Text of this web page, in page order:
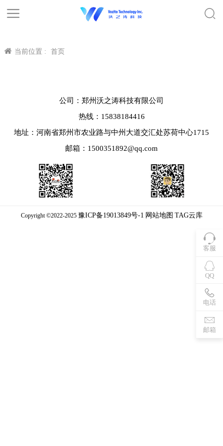
当前位置 : 首页
客服
QQ
电话
邮箱
公司：郑州沃之涛科技有限公司
热线：15838184416
地址：河南省郑州市农业路与中州大道交汇处苏荷中心1715
邮箱：1500351892@qq.com
Copyright ©2022-2025 豫ICP备19013849号-1 网站地图 TAG云库